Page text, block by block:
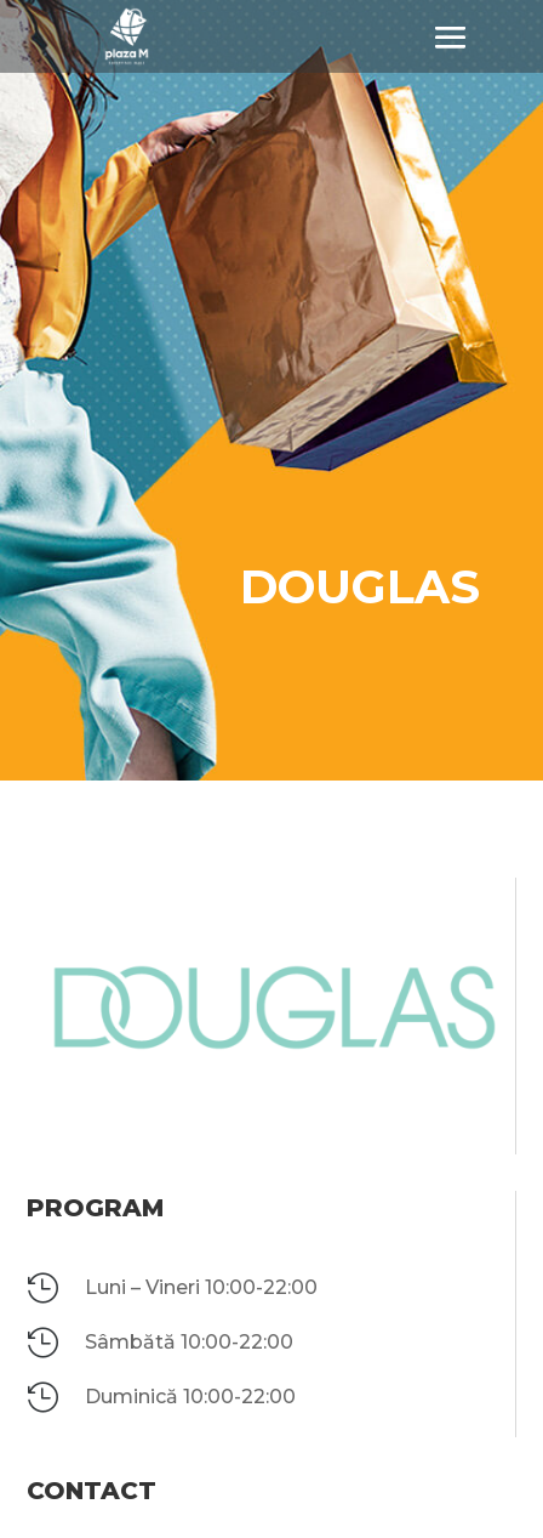
DOUGLAS
PROGRAM
 Luni – Vineri 10:00-22:00
 Sâmbătă 10:00-22:00
 Duminică 10:00-22:00
CONTACT